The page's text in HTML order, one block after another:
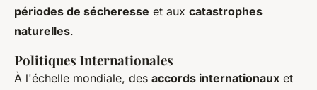
périodes de sécheresse et aux catastrophes
naturelles.
Politiques Internationales
À l'échelle mondiale, des accords internationaux et